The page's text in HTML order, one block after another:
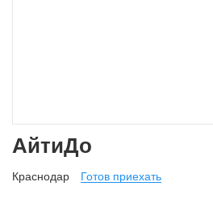
АйтиДо
Краснодар Готов приехать